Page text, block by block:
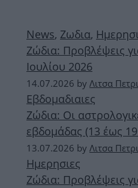
News, Ζωδια,
Ζώδια: Προβλέψεις
Ιουλίου 2026
14.07.2026 by Λιτσα
Εβδομαδιαιες
Ζώδια: Οι
εβδομάδας (13 έως
13.07.2026 by Λιτσα
Ημερησιες
Ζώδια: Προβλέψεις